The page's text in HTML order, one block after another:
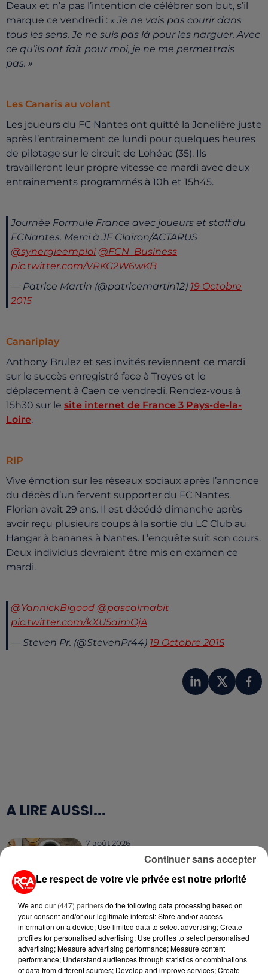
Deaux et n’a pas l’intention de célébrer son but, s’il
marque ce vendredi : « Je ne vais pas courir dans
tous les sens. Je ne suis pas là pour les narguer. Avec
ce qu’ils ont fait pour moi, je ne me permettrais
pas. »
Les Canaris au volant
Les joueurs du FC Nantes ont quitté la Jonelière juste
après l’entrainement ce lundi pour quelques heures
de pilotage sur le circuit de Lohéac (35). Ils
travailleront leur propre vitesse ce mardi avec deux
entrainements programmés à 10h et 15h45.
Journée Formule France avec joueurs et staff du
FCNantes. Merci à JF Clairon/ACTARUS
@synergieemploi @FCN_Business
pic.twitter.com/VRKG2W6wKB
— Patrice Martin (@patricemartin12) 19 Octobre
2015
Canariplay
Anthony Brulez et ses invités reviennent ce mardi
sur le succès enregistré face à Troyes et le
déplacement à Caen ce vendredi. Rendez-vous à
15h30 sur le site internet de France 3 Pays-de-la-
Loire.
RIP
Vive émotion sur les réseaux sociaux après l’annonce
du décès d’un fervent supporter du FC Nantes.
Florian avait 29 ans. Il est décédé dimanche après
avoir reçu plusieurs coups à la sortie du LC Club au
Hangar à bananes à Nantes. L’enquête suit son cours.
Deux individus devraient être mis en examen ce
mardi.
@YannickBigood @pascalmabit
pic.twitter.com/kXU5aimOjA
— Steven Pr. (@StevenPr44) 19 Octobre 2015
A LIRE AUSSI...
7 août 2026
PETIT-DÉJEUNER : EST-IL
VRAIMENT OBLIGATOIRE DE
MANGER LE MATIN ?
7 août 2026
WEEK-END ROUGE SUR LES
ROUTES : LE GRAND OUEST SE
PRÉPARE À UN...
6 août 2026
Le respect de votre vie privée est notre priorité
We and our (447) partnersdo the following data processing based on
your consent and/or our legitimate interest: Store and/or access
information on a device; Use limited data to select advertising; Create
profiles for personalised advertising; Use profiles to select personalised
advertising; Measure advertising performance; Measure content
performance; Understand audiences through statistics or combinations
of data from different sources; Develop and improve services; Create
Continuer sans accepter